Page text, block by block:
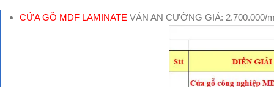
CỬA GỖ MDF LAMINATE VÁN AN CƯỜNG GIÁ: 2.700.000/